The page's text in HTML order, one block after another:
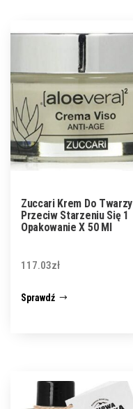
Zuccari Krem Do Twarzy
Przeciw Starzeniu Się 1
Opakowanie X 50 Ml
117.03zł
Sprawdź